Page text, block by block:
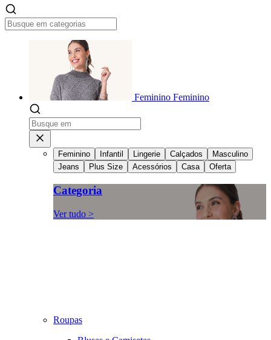
Feminino Feminino
Feminino Infantil Lingerie Calçados
Masculino
Jeans
Plus Size Acessórios Casa Oferta
Categoria
Ver tudo >
Roupas